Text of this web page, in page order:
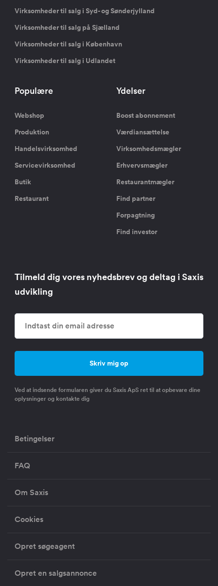
Virksomheder til salg i Syd- og Sønderjylland
Virksomheder til salg på Sjælland
Virksomheder til salg i København
Virksomheder til salg i Udlandet
Populære
Webshop
Produktion
Handelsvirksomhed
Servicevirksomhed
Butik
Restaurant
Ydelser
Boost abonnement
Værdiansættelse
Virksomhedsmægler
Erhvervsmægler
Restaurantmægler
Find partner
Forpagtning
Find investor
Tilmeld dig vores nyhedsbrev og deltag i Saxis
udvikling
Ved at indsende formularen giver du Saxis ApS ret til at opbevare dine
oplysninger og kontakte dig
Betingelser
FAQ
Om Saxis
Cookies
Opret søgeagent
Opret en salgsannonce